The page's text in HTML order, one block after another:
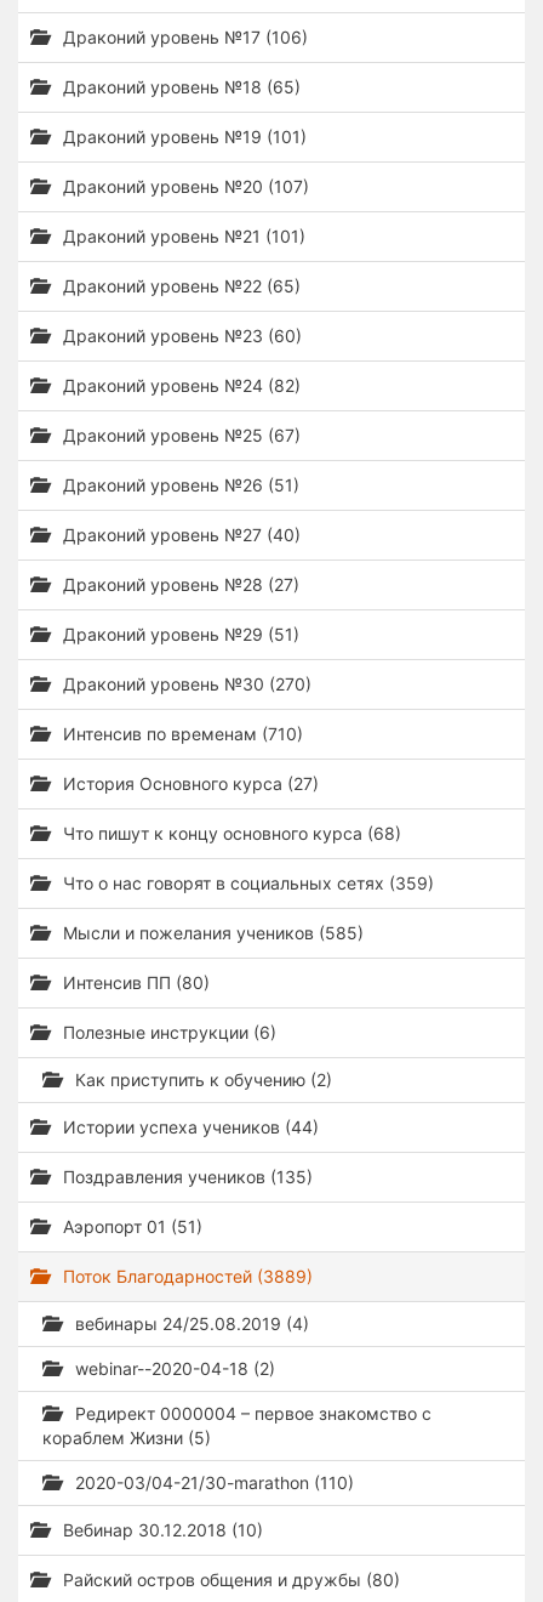
Драконий уровень №17 (106)
Драконий уровень №18 (65)
Драконий уровень №19 (101)
Драконий уровень №20 (107)
Драконий уровень №21 (101)
Драконий уровень №22 (65)
Драконий уровень №23 (60)
Драконий уровень №24 (82)
Драконий уровень №25 (67)
Драконий уровень №26 (51)
Драконий уровень №27 (40)
Драконий уровень №28 (27)
Драконий уровень №29 (51)
Драконий уровень №30 (270)
Интенсив по временам (710)
История Основного курса (27)
Что пишут к концу основного курса (68)
Что о нас говорят в социальных сетях (359)
Мысли и пожелания учеников (585)
Интенсив ПП (80)
Полезные инструкции (6)
Как приступить к обучению (2)
Истории успеха учеников (44)
Поздравления учеников (135)
Аэропорт 01 (51)
Поток Благодарностей (3889)
вебинары 24/25.08.2019 (4)
webinar--2020-04-18 (2)
Редирект 0000004 – первое знакомство с
кораблем Жизни (5)
2020-03/04-21/30-marathon (110)
Вебинар 30.12.2018 (10)
Райский остров общения и дружбы (80)